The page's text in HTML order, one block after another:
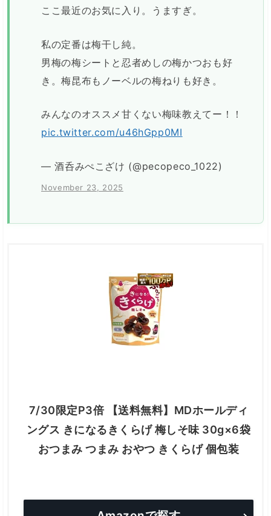
ここ最近のお気に入り。うますぎ。
私の定番は梅干し純。
男梅の梅シートと忍者めしの梅かつおも好
き。梅昆布もノーベルの梅ねりも好き。
みんなのオススメ甘くない梅味教えてー！！
pic.twitter.com/u46hGpp0MI
— 酒呑みぺこざけ (@pecopeco_1022)
November 23, 2025
7/30限定P3倍 【送料無料】MDホールディ
ングス きになるきくらげ 梅しそ味 30g×6袋
おつまみ つまみ おやつ きくらげ 個包装